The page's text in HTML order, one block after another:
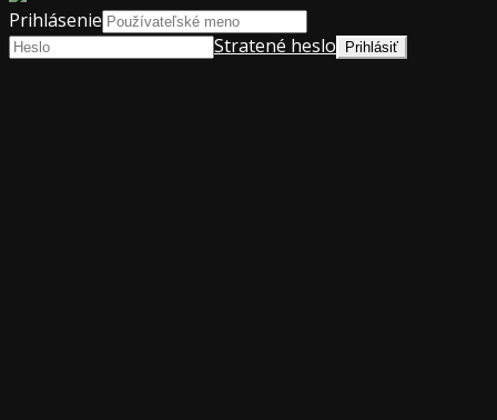
Prihlásenie
Stratené heslo